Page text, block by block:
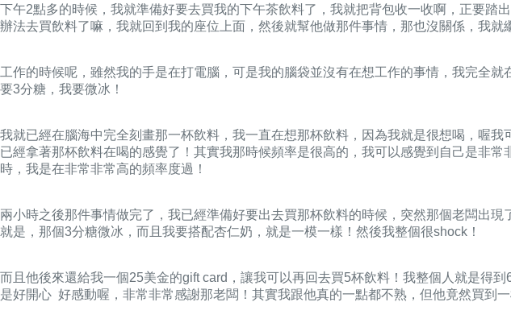
下午2點多的時候，我就準備好要去買我的下午茶飲料了，我就把背包收一收啊，正要
辦法去買飲料了嘛，我就回到我的座位上面，然後就幫他做那件事情，那也沒關係，我就
工作的時候呢，雖然我的手是在打電腦，可是我的腦袋並沒有在想工作的事情，我完全
要3分糖，我要微冰！
我就已經在腦海中完全刻畫那一杯飲料，我一直在想那杯飲料，因為我就是很想喝，喔
已經拿著那杯飲料在喝的感覺了！其實我那時候頻率是很高的，我可以感覺到自己是非
時，我是在非常非常高的頻率度過！
兩小時之後那件事情做完了，我已經準備好要出去買那杯飲料的時候，突然那個老闆出
就是，那個3分糖微冰，而且我要搭配杏仁奶，就是一模一樣！然後我整個很shock！
而且他後來還給我一個25美金的gift card，讓我可以再回去買5杯飲料！我整個人就是得
是好開心 好感動喔，非常非常感謝那老闆！其實我跟他真的一點都不熟，但他竟然買到一